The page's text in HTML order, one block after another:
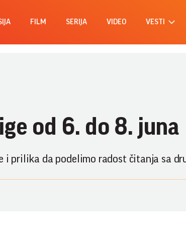
FILM SERIJA VIDEO VESTI
od 6. do 8. juna
i prilika da podelimo radost čitanja sa